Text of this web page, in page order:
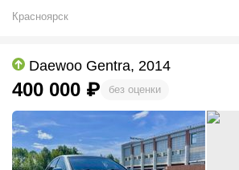
Красноярск
Daewoo Gentra, 2014
400 000 ₽ без оценки